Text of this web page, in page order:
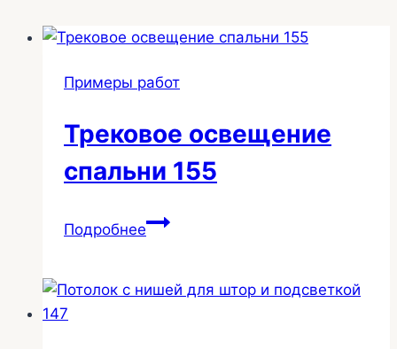
Примеры работ
Трековое освещение
спальни 155
ПодробнееТрековое
155